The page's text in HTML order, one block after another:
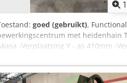
1
goed (gebruikt),
met heidenhain
-Verplaatsing Y - as 410mm -
40 ISO/BT -Vermogen aan spil:
gestuurde assen: 3 -
CA. 2500 kg